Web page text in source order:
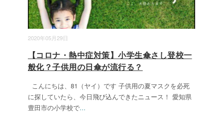
2020年05月29日
【コロナ・熱中症対策】小学生傘さし登校一
般化？子供用の日傘が流行る？
こんにちは、81（ヤイ）です 子供用の夏マスクを必死
に探していたら、今日飛び込んできたニュース！ 愛知県
豊田市の小学校で...